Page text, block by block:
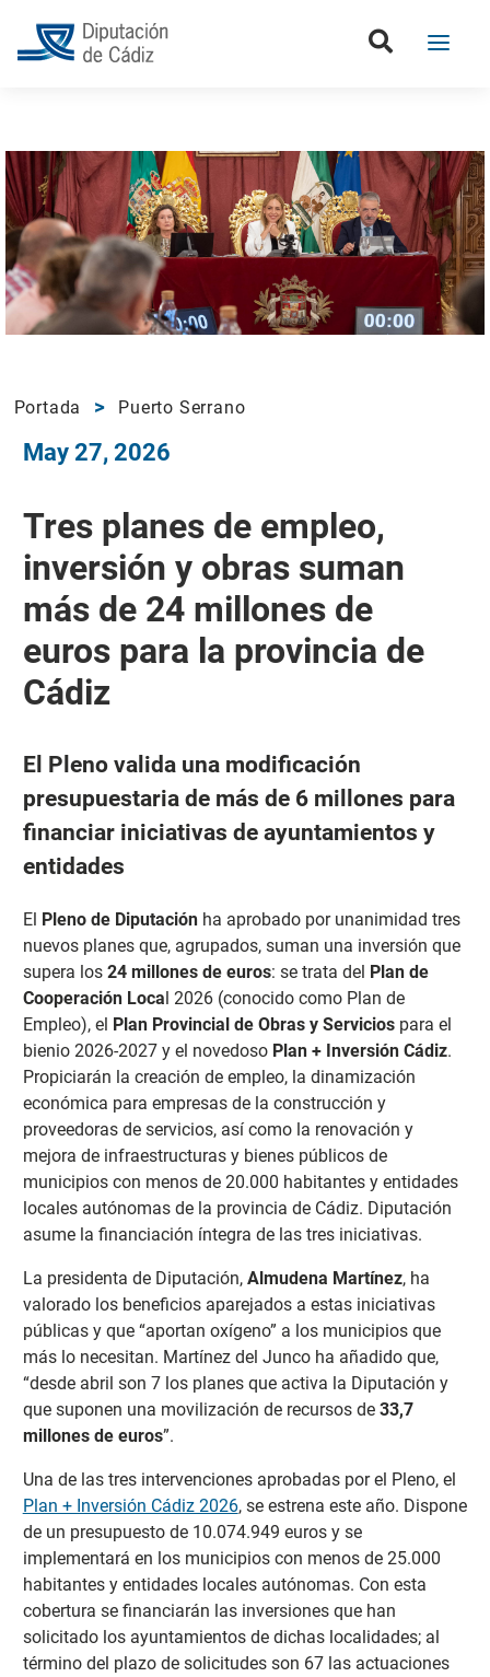
Portada Puerto Serrano
May 27, 2026
Tres planes de empleo,
inversión y obras suman
más de 24 millones de
euros para la provincia de
Cádiz
El Pleno valida una modificación
presupuestaria de más de 6 millones para
financiar iniciativas de ayuntamientos y
entidades
El Pleno de Diputaciónha aprobado por unanimidad tres
nuevos planes que, agrupados, suman una inversión que
supera los 24 millones de euros: se trata del Plan de
Cooperación Local 2026 (conocido como Plan de
Empleo), el Plan Provincial de Obras y Servicios para el
bienio 2026-2027 y el novedoso Plan + Inversión Cádiz.
Propiciarán la creación de empleo, la dinamización
económica para empresas de la construcción y
proveedoras de servicios, así como la renovación y
mejora de infraestructuras y bienes públicos de
municipios con menos de 20.000 habitantes y entidades
locales autónomas de la provincia de Cádiz. Diputación
asume la financiación íntegra de las tres iniciativas.
La presidenta de Diputación, Almudena Martínez, ha
valorado los beneficios aparejados a estas iniciativas
públicas y que “aportan oxígeno” a los municipios que
más lo necesitan. Martínez del Junco ha añadido que,
“desde abril son 7 los planes que activa la Diputación y
que suponen una movilización de recursos de 33,7
millones de euros”.
Una de las tres intervenciones aprobadas por el Pleno, el
Plan + Inversión Cádiz 2026, se estrena este año. Dispone
de un presupuesto de 10.074.949 euros y se
implementará en los municipios con menos de 25.000
habitantes y entidades locales autónomas. Con esta
cobertura se financiarán las inversiones que han
solicitado los ayuntamientos de dichas localidades; al
término del plazo de solicitudes son 67 las actuaciones